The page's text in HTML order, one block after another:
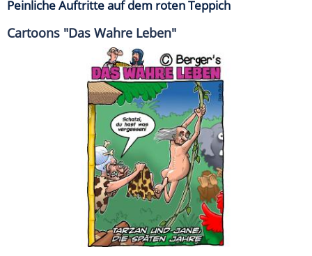
Peinliche Auftritte auf dem roten Teppich
Cartoons "Das Wahre Leben"